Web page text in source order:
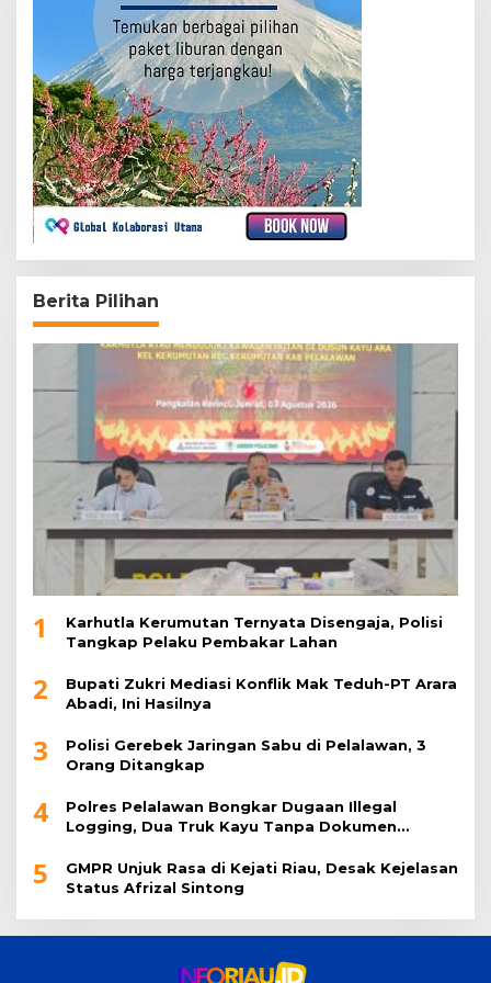
Berita Pilihan
1
Karhutla Kerumutan Ternyata Disengaja, Polisi
Tangkap Pelaku Pembakar Lahan
2
Bupati Zukri Mediasi Konflik Mak Teduh-PT Arara
Abadi, Ini Hasilnya
3
Polisi Gerebek Jaringan Sabu di Pelalawan, 3
Orang Ditangkap
4
Polres Pelalawan Bongkar Dugaan Illegal
Logging, Dua Truk Kayu Tanpa Dokumen
5
GMPR Unjuk Rasa di Kejati Riau, Desak Kejelasan
Status Afrizal Sintong